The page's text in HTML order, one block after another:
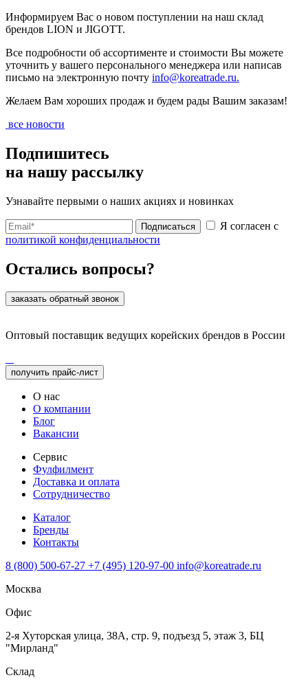
Информируем Вас о новом поступлении на наш склад
брендов LION и JIGOTT.
Все подробности об ассортименте и стоимости Вы можете
уточнить у вашего персонального менеджера или написав
письмо на электронную почту info@koreatrade.ru.
Желаем Вам хороших продаж и будем рады Вашим заказам!
все новости
Подпишитесь
на нашу рассылку
Узнавайте первыми о наших акциях и новинках
Подписаться
Я согласен с
политикой конфиденциальности
Остались вопросы?
заказать обратный звонок
Оптовый поставщик ведущих корейских брендов в России
получить прайс-лист
О нас
О компании
Блог
Вакансии
Сервис
Фулфилмент
Доставка и оплата
Сотрудничество
Каталог
Бренды
Контакты
8 (800) 500-67-27 +7 (495) 120-97-00 info@koreatrade.ru
Москва
Офис
2-я Хуторская улица, 38А, стр. 9, подъезд 5, этаж 3, БЦ
"Мирланд"
Склад